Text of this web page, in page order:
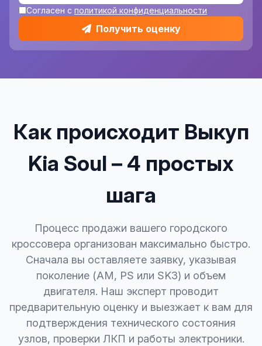
Согласен с политикой конфиденциальности
Получить оценку
Как происходит Выкуп
Kia Soul – 4 простых
шага
Процесс продажи вашего городского
кроссовера организован максимально быстро.
Сначала вы оставляете заявку, указывая
поколение (AM, PS или SK3) и объем
двигателя. Наш эксперт проводит
предварительную оценку и выезжает к вам для
подтверждения технического состояния
узлов, проверки ЛКП и работы электроники.